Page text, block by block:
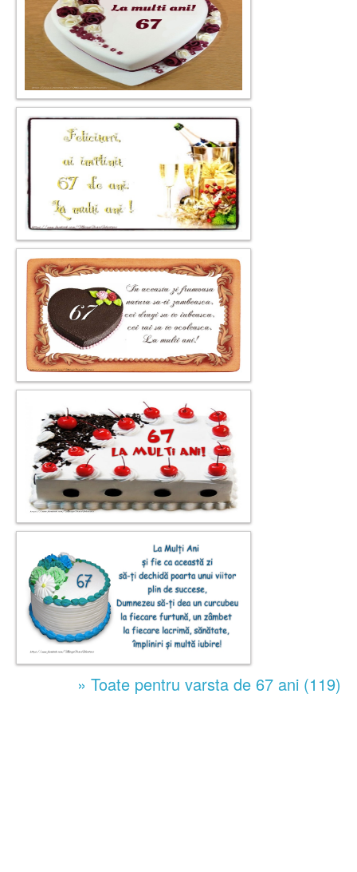
» Toate pentru varsta de 67 ani (119)